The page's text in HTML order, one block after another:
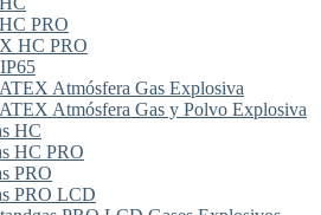
PRO
HC PRO
Atmósfera Gas Explosiva
Atmósfera Gas y Polvo Explosiva
HC
HC PRO
PRO
PRO LCD